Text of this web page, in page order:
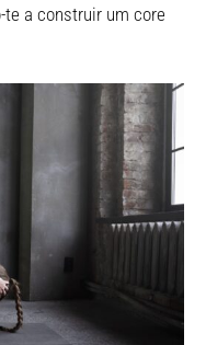
a construir um core